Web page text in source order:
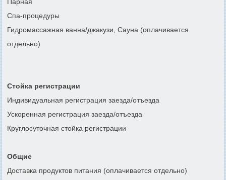
Спа-процедуры
Гидромассажная ванна/джакузи, Сауна (оплачивается
отдельно)
Стойка регистрации
Индивидуальная регистрация заезда/отъезда
Ускоренная регистрация заезда/отъезда
Круглосуточная стойка регистрации
Общие
Доставка продуктов питания (оплачивается отдельно)